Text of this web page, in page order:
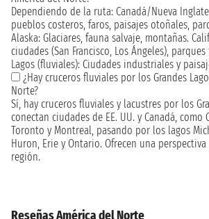
Dependiendo de la ruta: Canadá/Nueva
pueblos costeros, faros, paisajes otoñales,
Alaska: Glaciares, fauna salvaje, montañas.
ciudades (San Francisco, Los Ángeles),
Lagos (fluviales): Ciudades industriales y
¿Hay cruceros fluviales por los Grandes
Norte?
Sí, hay cruceros fluviales y lacustres por los
conectan ciudades de EE. UU. y Canadá, como
Toronto y Montreal, pasando por los lagos
Huron, Erie y Ontario. Ofrecen una
región.
Reseñas América del Norte